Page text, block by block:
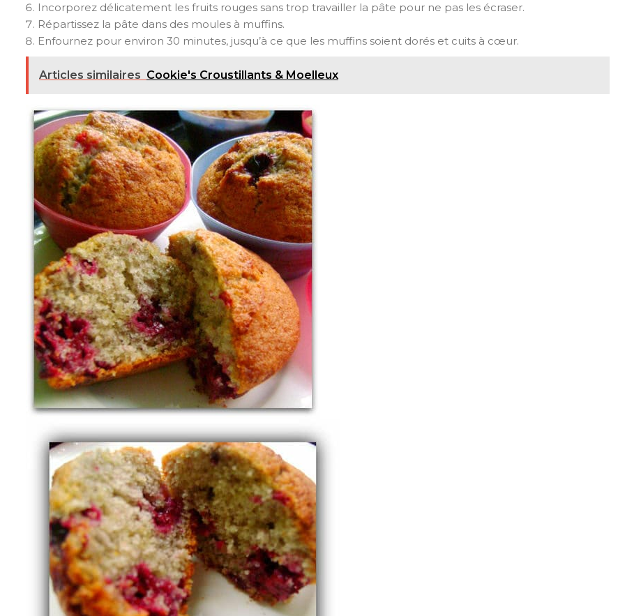
Incorporez délicatement les fruits rouges sans trop travailler la pâte pour ne pas les écraser.
Répartissez la pâte dans des moules à muffins.
Enfournez pour environ 30 minutes, jusqu’à ce que les muffins soient dorés et cuits à cœur.
Articles similaires Cookie's Croustillants & Moelleux